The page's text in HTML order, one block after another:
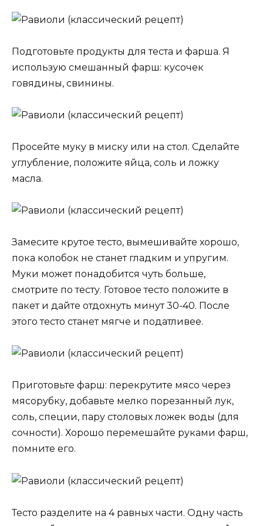
Подготовьте продукты для теста и фарша. Я
использую смешанный фарш: кусочек
говядины, свинины.
Просейте муку в миску или на стол. Сделайте
углубление, положите яйца, соль и ложку
масла.
Замесите крутое тесто, вымешивайте хорошо,
пока колобок не станет гладким и упругим.
Муки может понадобится чуть больше,
смотрите по тесту. Готовое тесто положите в
пакет и дайте отдохнуть минут 30-40. После
этого тесто станет мягче и податливее.
Приготовьте фарш: перекрутите мясо через
мясорубку, добавьте мелко порезанный лук,
соль, специи, пару столовых ложек воды (для
сочности). Хорошо перемешайте руками фарш,
помните его.
Тесто разделите на 4 равных части. Одну часть